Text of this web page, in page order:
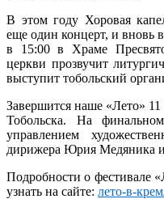
В этом году Хоровая
еще один концерт, и вновь
в 15:00 в Храме
церкви прозвучит
выступит тобольский
Завершится наше «Лето»
Тобольска. На
управлением
дирижера Юрия Медяника
Подробности о фестивале
узнать на сайте: лето-в-